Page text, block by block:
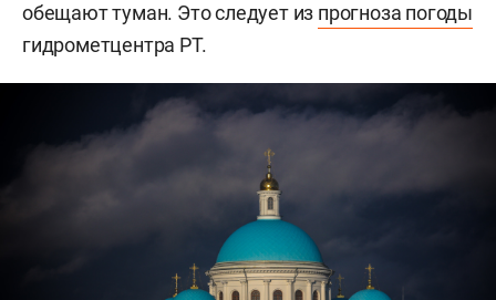
обещают туман. Это следует из прогноза погоды
гидрометцентра РТ.